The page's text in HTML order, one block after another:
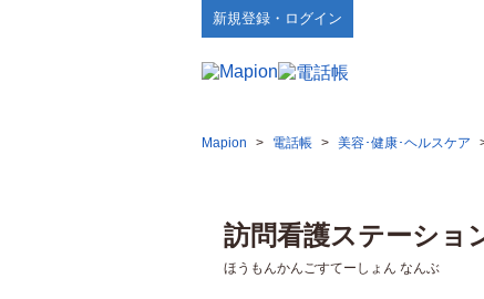
新規登録・ログイン
Mapion > 電話帳 > 美容･健康･ヘルスケア
訪問看護ステーショ
ほうもんかんごすてーしょん なんぶ